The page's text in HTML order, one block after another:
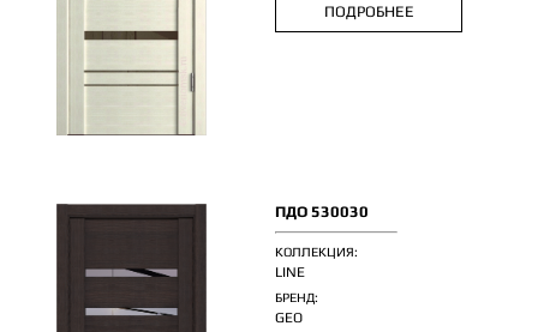
ПОДРОБНЕЕ
ПДО 530030
КОЛЛЕКЦИЯ:
LINE
БРЕНД:
GEO